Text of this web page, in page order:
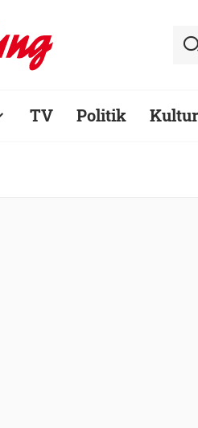
TV Politik Kultur